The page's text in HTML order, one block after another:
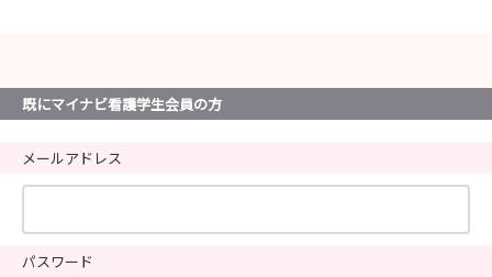
既にマイナビ看護学生会員の方
メールアドレス
パスワード